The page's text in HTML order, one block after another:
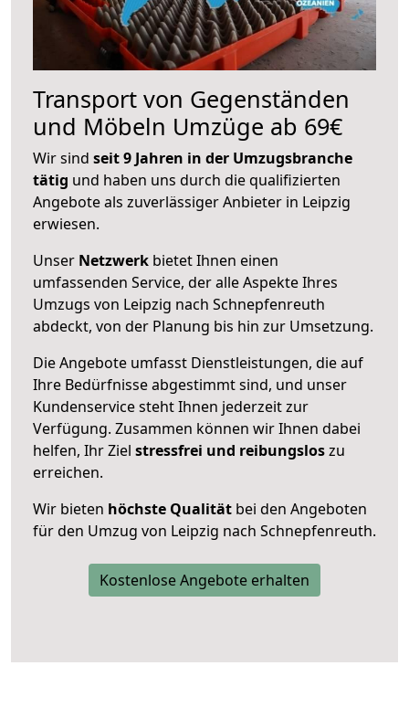
Transport von Gegenständen
und Möbeln Umzüge ab 69€
Wir sind seit 9 Jahren in der Umzugsbranche
tätig und haben uns durch die qualifizierten
Angebote als zuverlässiger Anbieter in Leipzig
erwiesen.
Unser Netzwerk bietet Ihnen einen
umfassenden Service, der alle Aspekte Ihres
Umzugs von Leipzig nach Schnepfenreuth
abdeckt, von der Planung bis hin zur Umsetzung.
Die Angebote umfasst Dienstleistungen, die auf
Ihre Bedürfnisse abgestimmt sind, und unser
Kundenservice steht Ihnen jederzeit zur
Verfügung. Zusammen können wir Ihnen dabei
helfen, Ihr Ziel stressfrei und reibungsloszu
erreichen.
Wir bieten höchste Qualität bei den Angeboten
für den Umzug von Leipzig nach Schnepfenreuth.
Kostenlose Angebote erhalten